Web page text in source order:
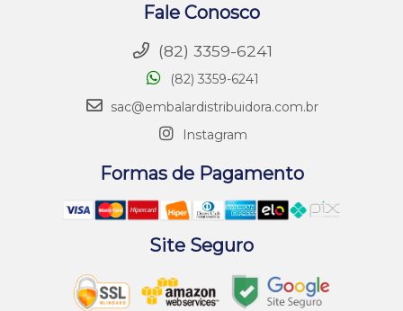
Fale Conosco
(82) 3359-6241
(82) 3359-6241
sac@embalardistribuidora.com.br
Instagram
Formas de Pagamento
Site Seguro